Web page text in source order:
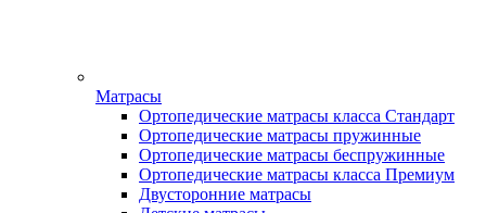
Матрасы
Ортопедические матрасы класса Стандарт
Ортопедические матрасы пружинные
Ортопедические матрасы беспружинные
Ортопедические матрасы класса Премиум
Двусторонние матрасы